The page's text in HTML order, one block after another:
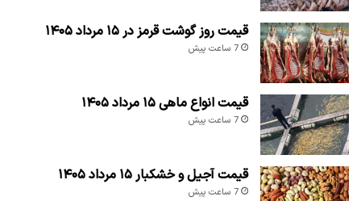
قیمت روز گوشت قرمز در ۱۵ مرداد ۱۴۰۵
7 ساعت پیش
قیمت انواع ماهی ۱۵ مرداد ۱۴۰۵
7 ساعت پیش
قیمت آجیل و خشکبار ۱۵ مرداد ۱۴۰۵
7 ساعت پیش